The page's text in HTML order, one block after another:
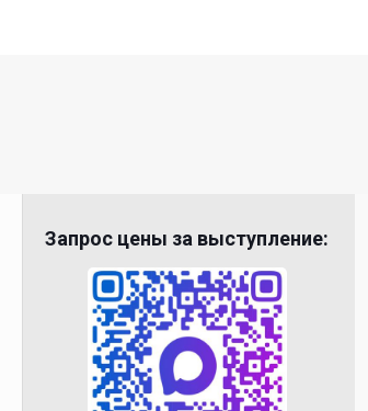
Запрос цены за выступление: